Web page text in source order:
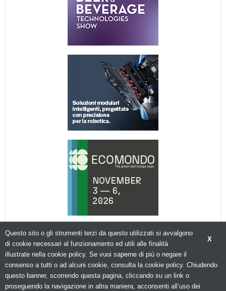
© Copyright 2026. Packagingspace.net - Il portale del packaging - N.ro Iscrizione ROC 35480 -
X
Questo sito o gli strumenti terzi da questo utilizzati si avvalgono
di cookie necessari al funzionamento ed utili alle finalità
illustrate nella cookie policy. Se vuoi saperne di più o negare il
consenso a tutti o ad alcuni cookie, consulta la cookie policy. Chiudendo
questo banner, scorrendo questa pagina, cliccando su un link o
proseguendo la navigazione in altra maniera, acconsenti all’uso dei